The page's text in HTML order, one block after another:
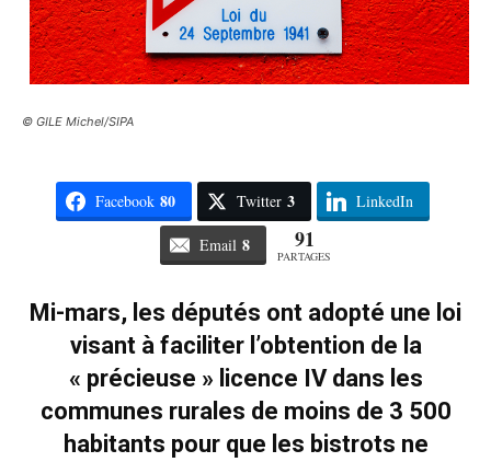
© GILE Michel/SIPA
Facebook 80 Twitter 3 LinkedIn
Email 8 91
PARTAGES
Mi-mars, les députés ont adopté une loi
visant à faciliter l’obtention de la
« précieuse » licence IV dans les
communes rurales de moins de 3 500
habitants pour que les bistrots ne